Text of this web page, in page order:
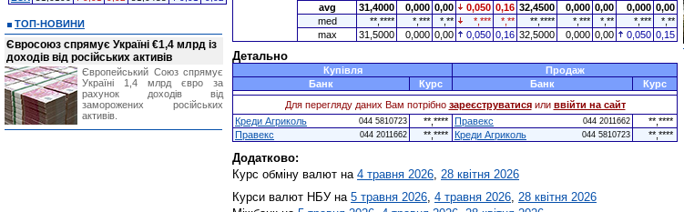
avg
31,4000 0,000 0,00 0,050 0,16 32,4500 0,000 0,00 0,000 0,00
med
**,**** *,*** *,** *,*** *,** **,**** *,*** *,** *,***
*,**
max
31,5000 0,000 0,00 0,050 0,16 32,5000 0,000 0,00 0,050 0,15
Детально
Купівля
Продаж
Банк
Курс Банк
Курс
Для перегляду даних Вам потрібно зареєструватисяили ввійти на сайт
Креди Агриколь
044 5810723 **,**** Правекс 044 2011662
**,****
Правекс
044 2011662 **,**** Креди Агриколь 044 5810723 **,****
Додатково:
Курс обміну валют на 4 травня 2026, 28 квітня 2026
Курси валют НБУ на 5 травня 2026, 4 травня 2026, 28 квітня 2026
ТОП-НОВИНИ
Євросоюз спрямує Україні €1,4 млрд із
доходів від російських активів
Європейський Союз спрямує
Україні 1,4 млрд євро за
рахунок доходів від
заморожених російських
активів.